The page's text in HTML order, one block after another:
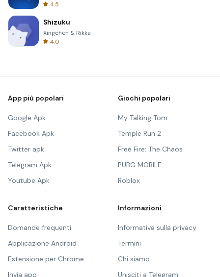
4.5
Shizuku
Xingchen & Rikka
4.0
App più popolari
Google Apk
Facebook Apk
Twitter apk
Telegram Apk
Youtube Apk
Giochi popolari
My Talking Tom
Temple Run 2
Free Fire: The Chaos
PUBG MOBILE
Roblox
Caratteristiche
Domande frequenti
Applicazione Android
Estensione per Chrome
Invia app
Informazioni
Informativa sulla privacy
Termini
Chi siamo
Unisciti a Telegram